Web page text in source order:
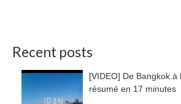
Recent posts
[VIDEO] De Bangkok à
résumé en 17 minutes